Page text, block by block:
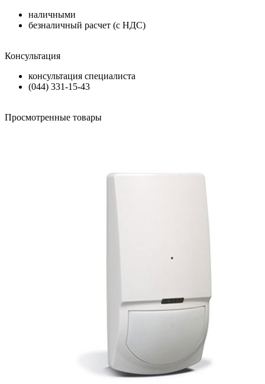
наличными
безналичный расчет (с НДС)
Консультация
консультация специалиста
(044) 331-15-43
Просмотренные товары